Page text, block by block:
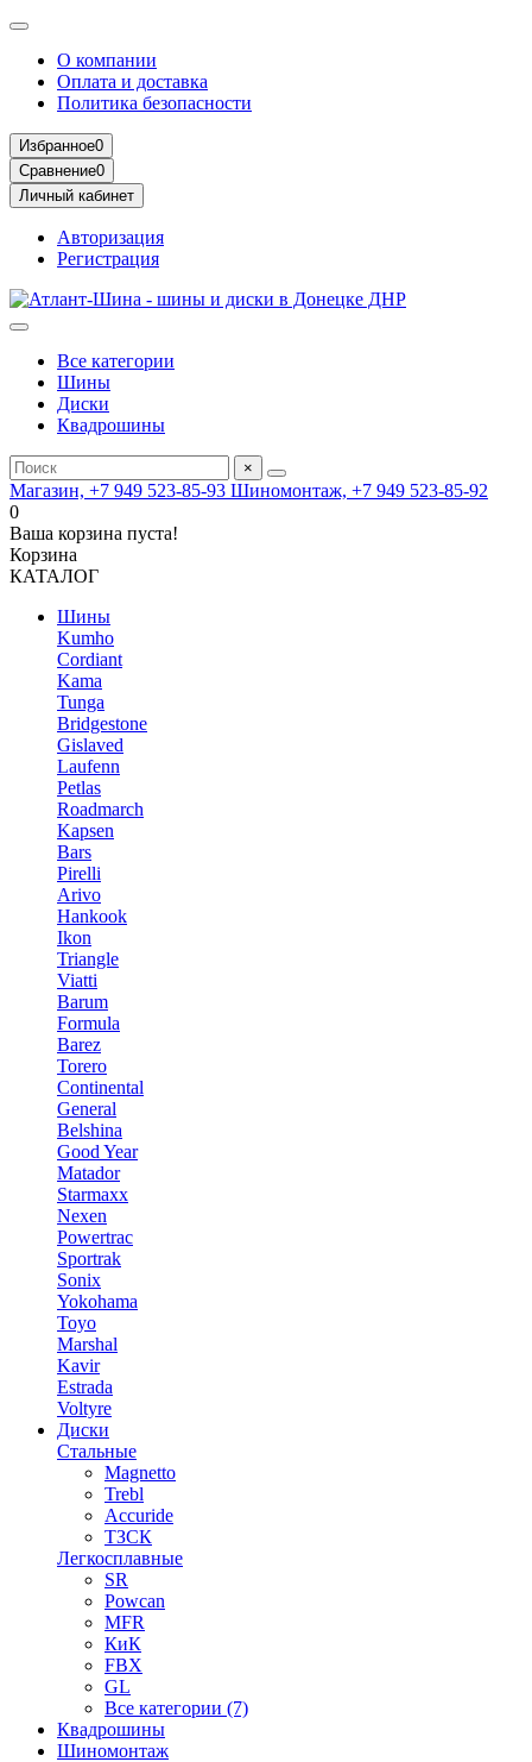
О компании
Оплата и доставка
Политика безопасности
Избранное0
Сравнение0
Личный кабинет
Авторизация
Регистрация
Все категории
Шины
Диски
Квадрошины
×
Магазин, +7 949 523-85-93 Шиномонтаж, +7 949 523-85-92
0
Ваша корзина пуста!
Корзина
КАТАЛОГ
Шины
Kumho
Cordiant
Kama
Tunga
Bridgestone
Gislaved
Laufenn
Petlas
Roadmarch
Kapsen
Bars
Pirelli
Arivo
Hankook
Ikon
Triangle
Viatti
Barum
Formula
Barez
Torero
Continental
General
Belshina
Good Year
Matador
Starmaxx
Nexen
Powertrac
Sportrak
Sonix
Yokohama
Toyo
Marshal
Kavir
Estrada
Voltyre
Диски
Стальные
Magnetto
Trebl
Accuride
ТЗСК
Легкосплавные
SR
Powcan
MFR
КиК
FBX
GL
Все категории (7)
Квадрошины
Шиномонтаж